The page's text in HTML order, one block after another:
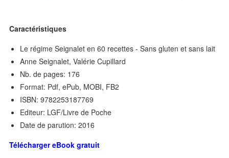
Caractéristiques
Le régime Seignalet en 60 recettes - Sans gluten et sans lait
Anne Seignalet, Valérie Cupillard
Nb. de pages: 176
Format: Pdf, ePub, MOBI, FB2
ISBN: 9782253187769
Editeur: LGF/Livre de Poche
Date de parution: 2016
Télécharger eBook gratuit